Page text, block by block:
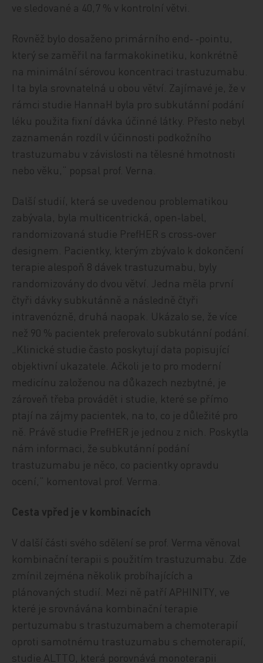
ve sledované a 40,7 % v kontrolní větvi.
Rovněž bylo dosaženo primárního end‑ ‑pointu,
který se zaměřil na farmakokinetiku, konkrétně
na minimální sérovou koncentraci trastuzumabu.
I ta byla srovnatelná u obou větví. Zajímavé je, že v
rámci studie HannaH byla pro subkutánní podání
léku použita fixní dávka účinné látky. Přesto nebyl
zaznamenán rozdíl v účinnosti podkožního
trastuzumabu v závislosti na tělesné hmotnosti
nebo věku,“ popsal prof. Verna.
Další studií, která se uvedenou problematikou
zabývala, byla multicentrická, open‑label,
randomizovaná studie PrefHER s cross‑over
designem. Pacientky, kterým zbývalo k dokončení
terapie alespoň 8 dávek trastuzumabu, byly
randomizovány do dvou větví. Jedna měla první
čtyři dávky subkutánně a následně čtyři
intravenózně, druhá naopak. Ukázalo se, že více
než 90 % pacientek preferovalo subkutánní podání.
„Klinické studie často poskytují data popisující
objektivní ukazatele. Ačkoli je to pro moderní
medicínu založenou na důkazech nezbytné, je
zároveň třeba provádět i studie, které se přímo
ptají na zájmy pacientek, na to, co je důležité pro
ně. Právě studie PrefHER je jednou z nich. Poskytla
nám informaci, že subkutánní podání
trastuzumabu je něco, co pacientky opravdu
ocení,“ komentoval prof. Verma.
Cesta vpřed je v kombinacích
V další části svého sdělení se prof. Verma věnoval
kombinační terapii s použitím trastuzumabu. Zde
zmínil zejména několik probíhajících a
plánovaných studií. Mezi ně patří APHINITY, ve
které je srovnávána kombinační terapie
pertuzumabu s trastuzumabem a chemoterapií
oproti samotnému trastuzumabu s chemoterapií,
studie ALTTO, která porovnává monoterapii